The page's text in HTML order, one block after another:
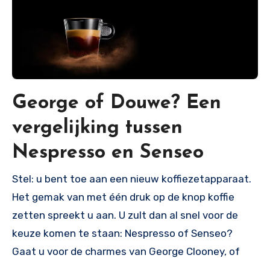
George of Douwe? Een
vergelijking tussen
Nespresso en Senseo
Stel: u bent toe aan een nieuw koffiezetapparaat.
Het gemak van met één druk op de knop koffie
zetten spreekt u aan. U zult dan al snel voor de
keuze komen te staan: Nespresso of Senseo?
Gaat u voor de charmes van George Clooney, of